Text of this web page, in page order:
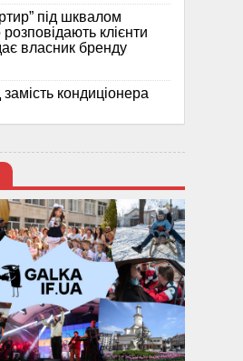
під шквалом
клієнти
власник бренду
кондиціонера